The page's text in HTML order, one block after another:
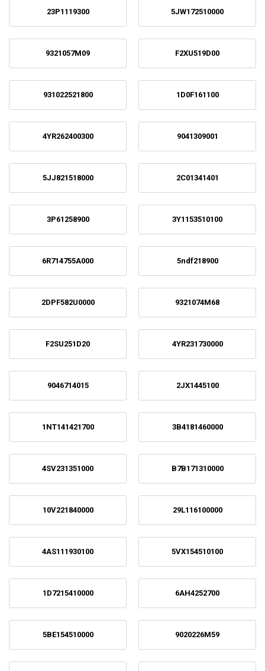
23P1119300 5JW172510000
9321057M09 F2XU519D00
931022521800 1D0F161100
4YR262400300 9041309001
5JJ821518000 2C01341401
3P61258900 3Y1153510100
6R714755A000 5ndf218900
2DPF582U0000 9321074M68
F2SU251D20 4YR231730000
9046714015 2JX1445100
1NT141421700 3B4181460000
4SV231351000 B7B171310000
10V221840000 29L116100000
4AS111930100 5VX154510100
1D7215410000 6AH4252700
5BE154510000 9020226M59